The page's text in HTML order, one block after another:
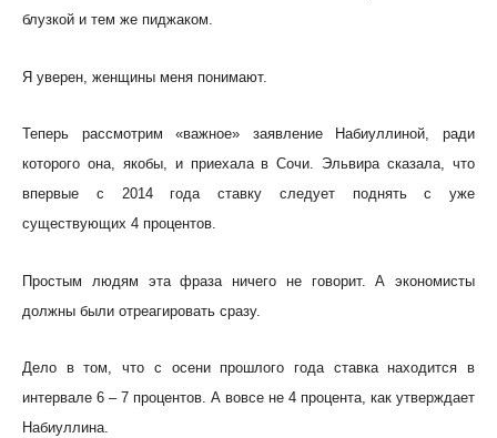
блузкой и тем же пиджаком.
Я уверен, женщины меня понимают.
Теперь рассмотрим «важное» заявление Набиуллиной, ради
которого она, якобы, и приехала в Сочи. Эльвира сказала, что
впервые с 2014 года ставку следует поднять с уже
существующих 4 процентов.
Простым людям эта фраза ничего не говорит. А экономисты
должны были отреагировать сразу.
Дело в том, что с осени прошлого года ставка находится в
интервале 6 – 7 процентов. А вовсе не 4 процента, как утверждает
Набиуллина.